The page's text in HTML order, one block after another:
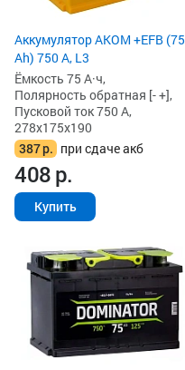
Аккумулятор AKOM +EFB (75
Ah) 750 А, L3
Ёмкость 75 А·ч,
Полярность обратная [- +],
Пусковой ток 750 А,
278x175x190
387р. при сдаче акб
408р.
Купить